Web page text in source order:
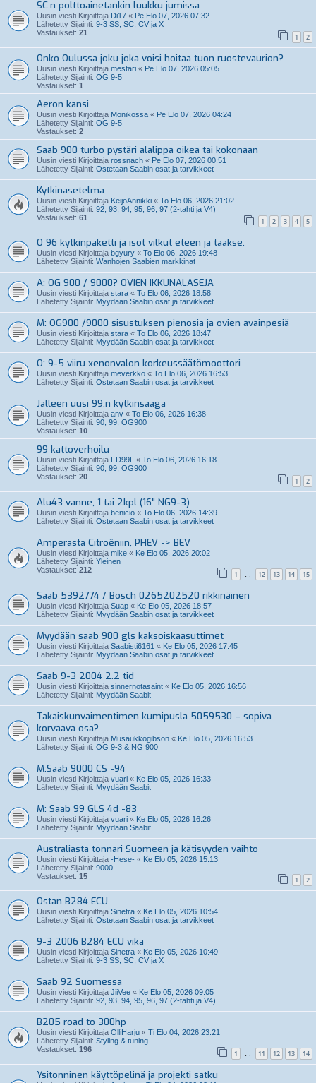
SC:n polttoainetankin luukku jumissa
Uusin viesti Kirjoittaja Di17 « Pe Elo 07, 2026 07:32
Lähetetty Sijainti: 9-3 SS, SC, CV ja X
Vastaukset: 21 1 2
Onko Oulussa joku joka voisi hoitaa tuon ruostevaurion?
Uusin viesti Kirjoittaja mestari « Pe Elo 07, 2026 05:05
Lähetetty Sijainti: OG 9-5
Vastaukset: 1
Aeron kansi
Uusin viesti Kirjoittaja Monikossa « Pe Elo 07, 2026 04:24
Lähetetty Sijainti: OG 9-5
Vastaukset: 2
Saab 900 turbo pystäri alalippa oikea tai kokonaan
Uusin viesti Kirjoittaja rossnach « Pe Elo 07, 2026 00:51
Lähetetty Sijainti: Ostetaan Saabin osat ja tarvikkeet
Kytkinasetelma
Uusin viesti Kirjoittaja KeijoAnnikki « To Elo 06, 2026 21:02
Lähetetty Sijainti: 92, 93, 94, 95, 96, 97 (2-tahti ja V4)
Vastaukset: 61 1 2 3 4 5
O 96 kytkinpaketti ja isot vilkut eteen ja taakse.
Uusin viesti Kirjoittaja bgyury « To Elo 06, 2026 19:48
Lähetetty Sijainti: Wanhojen Saabien markkinat
A: OG 900 / 9000? OVIEN IKKUNALASEJA
Uusin viesti Kirjoittaja stara « To Elo 06, 2026 18:58
Lähetetty Sijainti: Myydään Saabin osat ja tarvikkeet
M: OG900 /9000 sisustuksen pienosia ja ovien avainpesiä
Uusin viesti Kirjoittaja stara « To Elo 06, 2026 18:47
Lähetetty Sijainti: Myydään Saabin osat ja tarvikkeet
O: 9-5 viiru xenonvalon korkeussäätömoottori
Uusin viesti Kirjoittaja meverkko « To Elo 06, 2026 16:53
Lähetetty Sijainti: Ostetaan Saabin osat ja tarvikkeet
Jälleen uusi 99:n kytkinsaaga
Uusin viesti Kirjoittaja anv « To Elo 06, 2026 16:38
Lähetetty Sijainti: 90, 99, OG900
Vastaukset: 10
99 kattoverhoilu
Uusin viesti Kirjoittaja FD99L « To Elo 06, 2026 16:18
Lähetetty Sijainti: 90, 99, OG900
Vastaukset: 20 1 2
Alu43 vanne, 1 tai 2kpl (16" NG9-3)
Uusin viesti Kirjoittaja benicio « To Elo 06, 2026 14:39
Lähetetty Sijainti: Ostetaan Saabin osat ja tarvikkeet
Amperasta Citroêniin, PHEV -> BEV
Uusin viesti Kirjoittaja mike « Ke Elo 05, 2026 20:02
Lähetetty Sijainti: Yleinen
Vastaukset: 212 1 … 12 13 14 15
Saab 5392774 / Bosch 0265202520 rikkinäinen
Uusin viesti Kirjoittaja Suap « Ke Elo 05, 2026 18:57
Lähetetty Sijainti: Myydään Saabin osat ja tarvikkeet
Myydään saab 900 gls kaksoiskaasuttimet
Uusin viesti Kirjoittaja Saabisti6161 « Ke Elo 05, 2026 17:45
Lähetetty Sijainti: Myydään Saabin osat ja tarvikkeet
Saab 9-3 2004 2.2 tid
Uusin viesti Kirjoittaja sinnernotasaint « Ke Elo 05, 2026 16:56
Lähetetty Sijainti: Myydään Saabit
Takaiskunvaimentimen kumipusla 5059530 – sopiva
korvaava osa?
Uusin viesti Kirjoittaja Musaukkogibson « Ke Elo 05, 2026 16:53
Lähetetty Sijainti: OG 9-3 & NG 900
M:Saab 9000 CS -94
Uusin viesti Kirjoittaja vuari « Ke Elo 05, 2026 16:33
Lähetetty Sijainti: Myydään Saabit
M: Saab 99 GLS 4d -83
Uusin viesti Kirjoittaja vuari « Ke Elo 05, 2026 16:26
Lähetetty Sijainti: Myydään Saabit
Australiasta tonnari Suomeen ja kätisyyden vaihto
Uusin viesti Kirjoittaja -Hese- « Ke Elo 05, 2026 15:13
Lähetetty Sijainti: 9000
Vastaukset: 15 1 2
Ostan B284 ECU
Uusin viesti Kirjoittaja Sinetra « Ke Elo 05, 2026 10:54
Lähetetty Sijainti: Ostetaan Saabin osat ja tarvikkeet
9-3 2006 B284 ECU vika
Uusin viesti Kirjoittaja Sinetra « Ke Elo 05, 2026 10:49
Lähetetty Sijainti: 9-3 SS, SC, CV ja X
Saab 92 Suomessa
Uusin viesti Kirjoittaja JiiVee « Ke Elo 05, 2026 09:05
Lähetetty Sijainti: 92, 93, 94, 95, 96, 97 (2-tahti ja V4)
B205 road to 300hp
Uusin viesti Kirjoittaja OlliHarju « Ti Elo 04, 2026 23:21
Lähetetty Sijainti: Styling & tuning
Vastaukset: 196 1 … 11 12 13 14
Ysitonninen käyttöpelinä ja projekti satku